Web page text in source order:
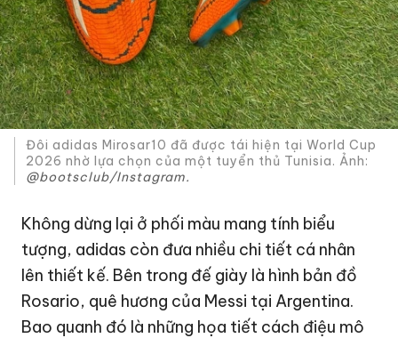
Đôi adidas Mirosar10 đã được tái hiện tại World Cup
2026 nhờ lựa chọn của một tuyển thủ Tunisia. Ảnh:
@bootsclub/Instagram.
Không dừng lại ở phối màu mang tính biểu
tượng, adidas còn đưa nhiều chi tiết cá nhân
lên thiết kế. Bên trong đế giày là hình bản đồ
Rosario, quê hương của Messi tại Argentina.
Bao quanh đó là những họa tiết cách điệu mô